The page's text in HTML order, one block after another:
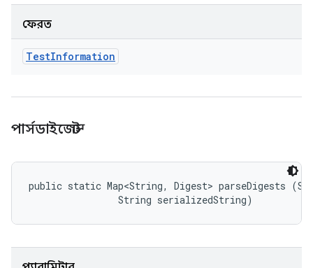
ফেরত
TestInformation
পার্সডাইজেস্ট
public static Map<String, Digest> parseDigests
                String serializedString)